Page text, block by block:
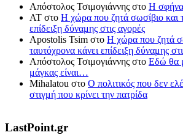
Απόστολος Τσιμογιάννης στο Η σφήνα
ΑΤ στο Η χώρα που ζητά σωσίβιο και
επίδειξη δύναμης στις αγορές
Apostolis Tsim στο Η χώρα που ζητά
ταυτόχρονα κάνει επίδειξη δύναμης
Απόστολος Τσιμογιάννης στο Εδώ θα
μάγκας είναι…
Mihalatou στο Ο πολιτικός που δεν
στιγμή που κρίνει την πατρίδα
LastPoint.gr